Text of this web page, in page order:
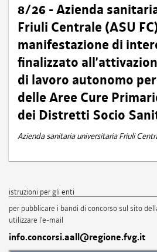
8/26 - Azienda
Friuli Centrale (ASU
manifestazione di
finalizzato
di lavoro autonomo
delle Aree Cure
dei Distretti Socio
Azienda sanitaria universitaria Friuli
istruzioni per gli enti
per pubblicare i bandi di concorso sul sito
utilizzare l'e-mail
info.concorsi.aall@regione.fvg.it